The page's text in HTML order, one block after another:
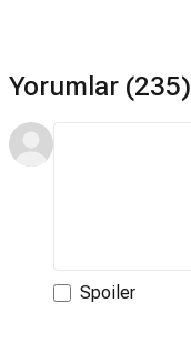
Yorumlar (235)
Spoiler